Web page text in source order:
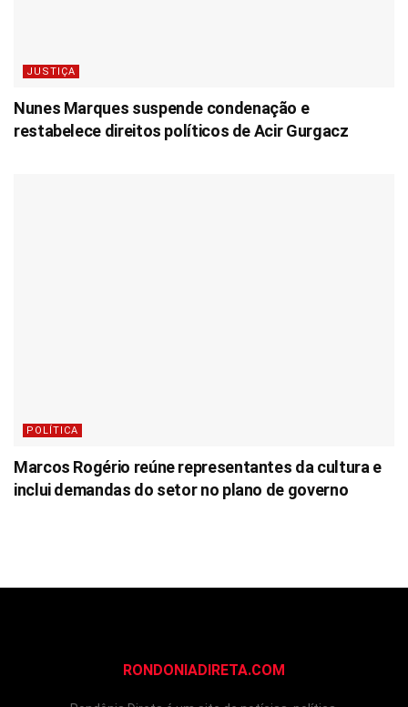
JUSTIÇA
Nunes Marques suspende condenação e
restabelece direitos políticos de Acir Gurgacz
POLÍTICA
Marcos Rogério reúne representantes da cultura e
inclui demandas do setor no plano de governo
RONDONIADIRETA.COM